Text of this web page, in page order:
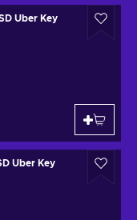
Uber Key